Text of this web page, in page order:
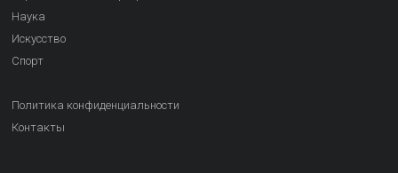
Наука
Искусство
Спорт
Политика конфиденциальности
Контакты